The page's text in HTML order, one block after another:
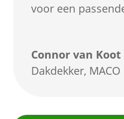
voor een
Connor van Koot
Dakdekker,